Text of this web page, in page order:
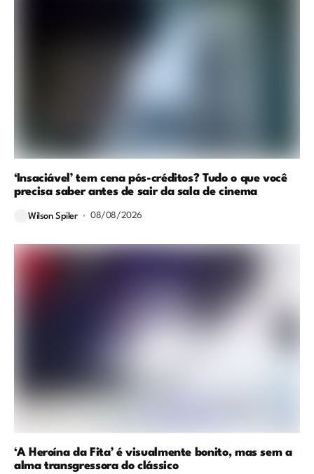
‘Insaciável’ tem cena pós-créditos? Tudo o que você
precisa saber antes de sair da sala de cinema
Wilson Spiler 08/08/2026
‘A Heroína da Fita’ é visualmente bonito, mas sem a
alma transgressora do clássico